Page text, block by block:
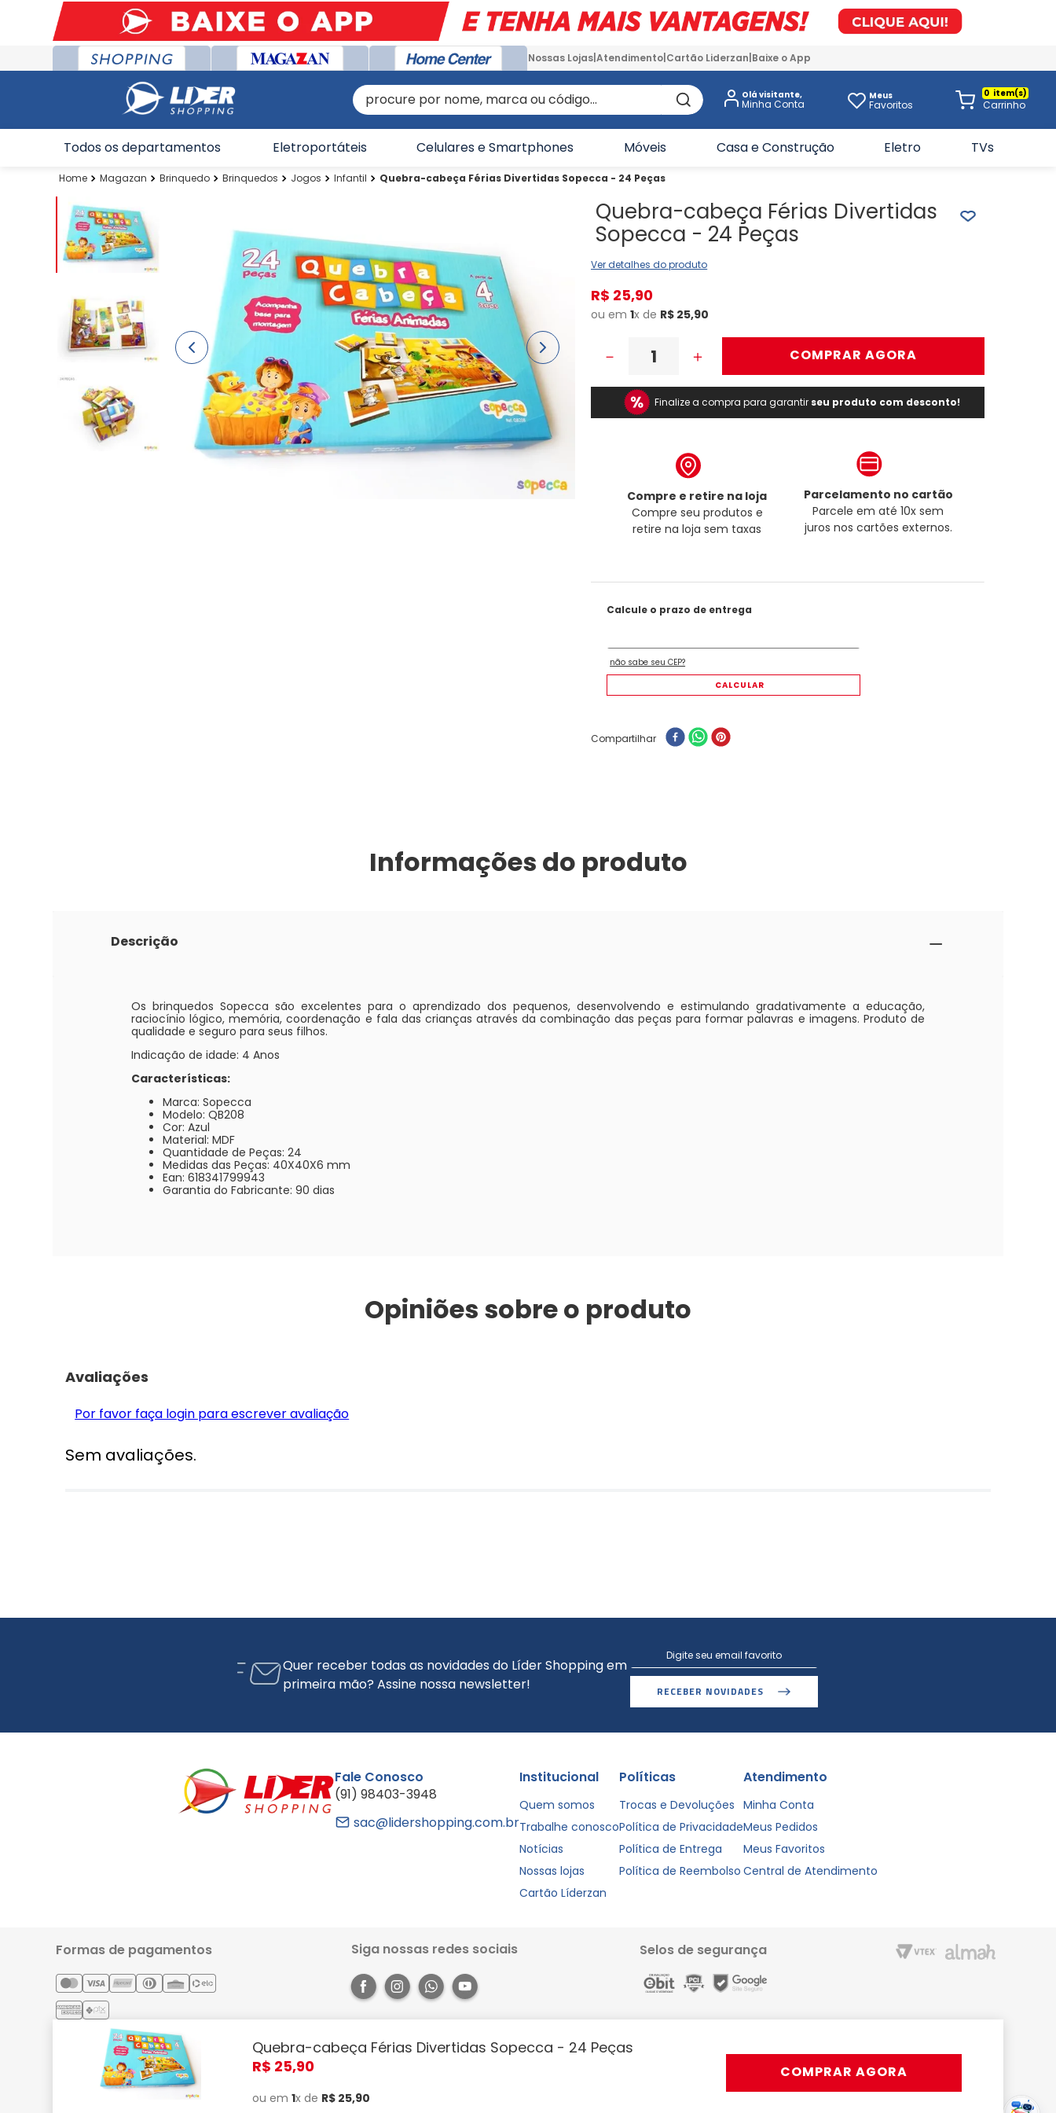
Nossas Lojas Atendimento Cartão Liderzan Baixe o App
procure por nome, marca ou código... Olá visitante, Meus
Favoritos
0
Todos os departamentos Eletroportáteis Celulares e Smartphones Móveis Casa e Construção Eletro TVs
Magazan Brinquedo Brinquedos Jogos Infantil Quebra-cabeça Férias Divertidas Sopecca - 24 Peças
Quebra-cabeça Férias Divertidas
Sopecca - 24 Peças
Ver detalhes do produto
R$ 25,90
ou em1x de R$ 25,90
＋
－ COMPRAR AGORA
Finalize a compra para garantir seu produto com desconto!
Compre e retire na loja
Compre seu produtos e
retire na loja sem taxas
Parcelamento no cartão
Parcele em até 10x sem
juros nos cartões externos.
Compartilhar
Quebra-cabeça Férias Divertidas Sopecca - 24 Peças
R$ 25,90
ou em1x de R$ 25,90
COMPRAR AGORA
Informações do produto
Descrição
Os brinquedos Sopecca são excelentes para o aprendizado dos pequenos, desenvolvendo e estimulando gradativamente a educação,
raciocínio lógico, memória, coordenação e fala das crianças através da combinação das peças para formar palavras e imagens. Produto de
qualidade e seguro para seus filhos.
Indicação de idade: 4 Anos
Características:
Marca: Sopecca
Modelo: QB208
Cor: Azul
Material: MDF
Quantidade de Peças: 24
Medidas das Peças: 40X40X6 mm
Ean: 618341799943
Garantia do Fabricante: 90 dias
Opiniões sobre o produto
Avaliações
Por favor faça login para escrever avaliação
Sem avaliações.
Quer receber todas as novidades do Líder Shopping em
primeira mão? Assine nossa newsletter!
RECEBER NOVIDADES
Fale Conosco
(91) 98403-3948
sac@lidershopping.com.br
Institucional
Quem somos
Trabalhe conosco
Notícias
Nossas lojas
Cartão Líderzan
Políticas
Trocas e Devoluções
Política de Privacidade
Política de Entrega
Política de Reembolso
Atendimento
Minha Conta
Meus Pedidos
Meus Favoritos
Central de Atendimento
Formas de pagamentos Siga nossas redes sociais Selos de segurança
Lider Comércio e Indústria Ltda - CNPJ: 05.054.671/0001-59 | Rua dos Pariquis, 1056 - Jurunas, Belém - PA, 66033-590. Site 100% seguro, com entrega rápida e condições especiais para o Cartão Liderzan.
Confira! Smartphones, TVs, eletrodomésticos, notebooks e muito mais. Aproveite a agilidade, praticidade e comodidade que o Líder Shopping proporciona. Acesse o site ou o App
Alterações podem ser feitas sem prévia notificação. Todas as imagens neste site são de efeito meramente ilustrativos, podendo ocorrer variações.